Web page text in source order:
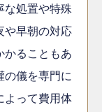
な処置や特殊
や早朝の対応
かることもあ
の儀を専門に
よって費用体